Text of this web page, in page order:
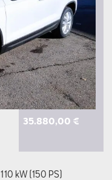
35.880,00 €
110 kW (150 PS)